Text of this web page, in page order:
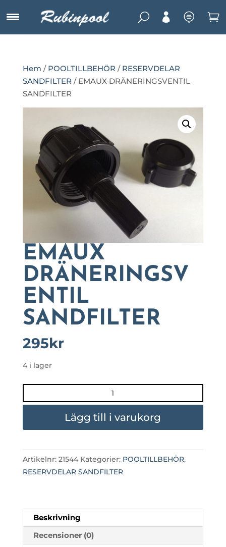
U   
Hem / POOLTILLBEHÖR / RESERVDELAR
SANDFILTER / EMAUX DRÄNERINGSVENTIL
SANDFILTER
EMAUX
DRÄNERINGSV
ENTIL
SANDFILTER
295kr
4 i lager
DRÄNERINGSVENTIL
SANDFILTER
mängd
Lägg till i varukorg
Artikelnr: 21544 Kategorier: POOLTILLBEHÖR,
RESERVDELAR SANDFILTER
Beskrivning
Recensioner (0)